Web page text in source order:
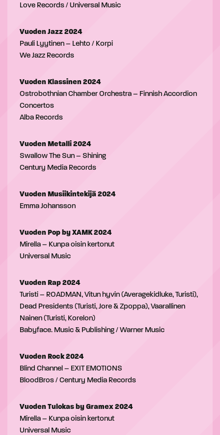
Love Records / Universal Music
Vuoden Jazz 2024
Pauli Lyytinen – Lehto / Korpi
We Jazz Records
Vuoden Klassinen 2024
Ostrobothnian Chamber Orchestra – Finnish Accordion
Concertos
Alba Records
Vuoden Metalli 2024
Swallow The Sun – Shining
Century Media Records
Vuoden Musiikintekijä 2024
Emma Johansson
Vuoden Pop by XAMK 2024
Mirella – Kunpa oisin kertonut
Universal Music
Vuoden Rap 2024
Turisti – ROADMAN, Vitun hyvin (Averagekidluke, Turisti),
Dead Presidents (Turisti, Jore & Zpoppa), Vaarallinen
Nainen (Turisti, Korelon)
Babyface. Music & Publishing / Warner Music
Vuoden Rock 2024
Blind Channel – EXIT EMOTIONS
BloodBros / Century Media Records
Vuoden Tulokas by Gramex 2024
Mirella – Kunpa oisin kertonut
Universal Music